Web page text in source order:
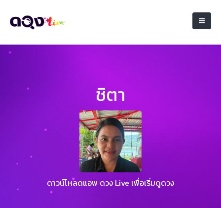
ชิตา
ดาวน์โหลดแอพ ดวง Live เพื่อเริ่มดูดวง